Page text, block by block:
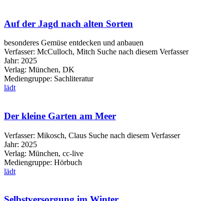
Auf der Jagd nach alten Sorten
besonderes Gemüse entdecken und anbauen
Verfasser: McCulloch, Mitch Suche nach diesem Verfasser
Jahr: 2025
Verlag: München, DK
Mediengruppe: Sachliteratur
lädt
Der kleine Garten am Meer
Verfasser: Mikosch, Claus Suche nach diesem Verfasser
Jahr: 2025
Verlag: München, cc-live
Mediengruppe: Hörbuch
lädt